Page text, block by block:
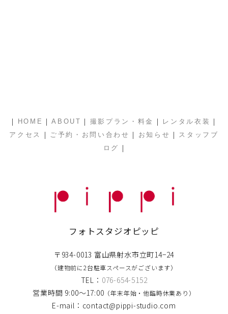
| HOME |ABOUT | 撮影プラン・料金 | レンタル衣装 |
アクセス | ご予約・お問い合わせ | お知らせ |
スタッフブ
ログ
|
フォトスタジオピッピ
〒934-0013 富山県射水市立町14−24
（建物前に2台駐車スペースがございます）
TEL： 076-654-5152
営業時間 9:00〜17:00 （年末年始・他臨時休業あり）
E-mail：contact@pippi-studio.com